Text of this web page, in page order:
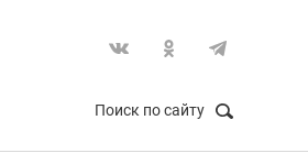
Поиск по сайту